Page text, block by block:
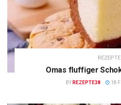
REZEPTE
Omas fluffiger
BY REZEPTE38 18